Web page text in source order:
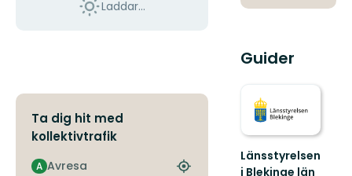
Laddar...
Ta dig hit med
kollektivtrafik
Avresa
A
Hitta
Guider
Länsstyrelsen
i Blekinge län